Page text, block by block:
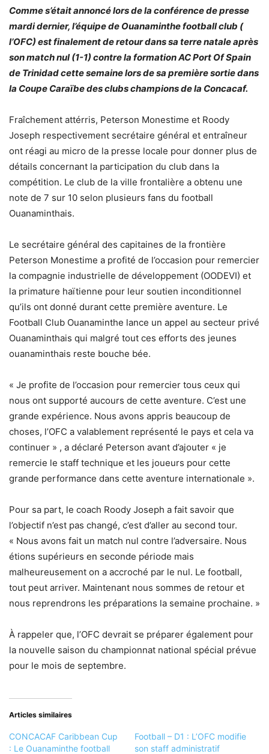
Comme s’était annoncé lors de la conférence de presse
mardi dernier, l’équipe de Ouanaminthe football club (
l’OFC) est finalement de retour dans sa terre natale après
son match nul (1-1) contre la formation AC Port Of Spain
de Trinidad cette semaine lors de sa première sortie dans
la Coupe Caraïbe des clubs champions de la Concacaf.
Fraîchement attérris, Peterson Monestime et Roody
Joseph respectivement secrétaire général et entraîneur
ont réagi au micro de la presse locale pour donner plus de
détails concernant la participation du club dans la
compétition. Le club de la ville frontalière a obtenu une
note de 7 sur 10 selon plusieurs fans du football
Ouanaminthais.
Le secrétaire général des capitaines de la frontière
Peterson Monestime a profité de l’occasion pour remercier
la compagnie industrielle de développement (OODEVI) et
la primature haïtienne pour leur soutien inconditionnel
qu’ils ont donné durant cette première aventure. Le
Football Club Ouanaminthe lance un appel au secteur privé
Ouanaminthais qui malgré tout ces efforts des jeunes
ouanaminthais reste bouche bée.
« Je profite de l’occasion pour remercier tous ceux qui
nous ont supporté aucours de cette aventure. C’est une
grande expérience. Nous avons appris beaucoup de
choses, l’OFC a valablement représenté le pays et cela va
continuer » , a déclaré Peterson avant d’ajouter « je
remercie le staff technique et les joueurs pour cette
grande performance dans cette aventure internationale ».
Pour sa part, le coach Roody Joseph a fait savoir que
l’objectif n’est pas changé, c’est d’aller au second tour.
« Nous avons fait un match nul contre l’adversaire. Nous
étions supérieurs en seconde période mais
malheureusement on a accroché par le nul. Le football,
tout peut arriver. Maintenant nous sommes de retour et
nous reprendrons les préparations la semaine prochaine. »
À rappeler que, l’OFC devrait se préparer également pour
la nouvelle saison du championnat national spécial prévue
pour le mois de septembre.
Articles similaires
CONCACAF Caribbean Cup
: Le Ouanaminthe football
Football – D1 : L’OFC modifie
son staff administratif